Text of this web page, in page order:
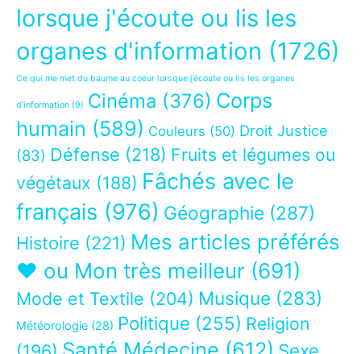
lorsque j'écoute ou lis les
organes d'information (1726)
Ce qui me met du baume au coeur lorsque j’écoute ou lis les organes
d’information (9) Cinéma (376) Corps
humain (589) Couleurs (50) Droit Justice
(83) Défense (218) Fruits et légumes ou
végétaux (188) Fâchés avec le
français (976) Géographie (287)
Histoire (221) Mes articles préférés
❤ ou Mon très meilleur (691)
Mode et Textile (204) Musique (283)
Météorologie (28) Politique (255) Religion